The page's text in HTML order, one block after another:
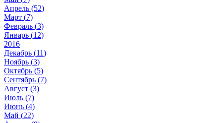
Апрель (52)
Март (7)
Февраль (3)
Январь (12)
2016
Декабрь (11)
Ноябрь (3)
Октябрь (5)
Сентябрь (7)
Август (3)
Июль (7)
Июнь (4)
Май (22)